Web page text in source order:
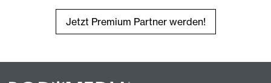
Jetzt Premium Partner werden!